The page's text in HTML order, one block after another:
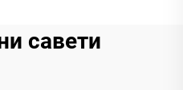
савети